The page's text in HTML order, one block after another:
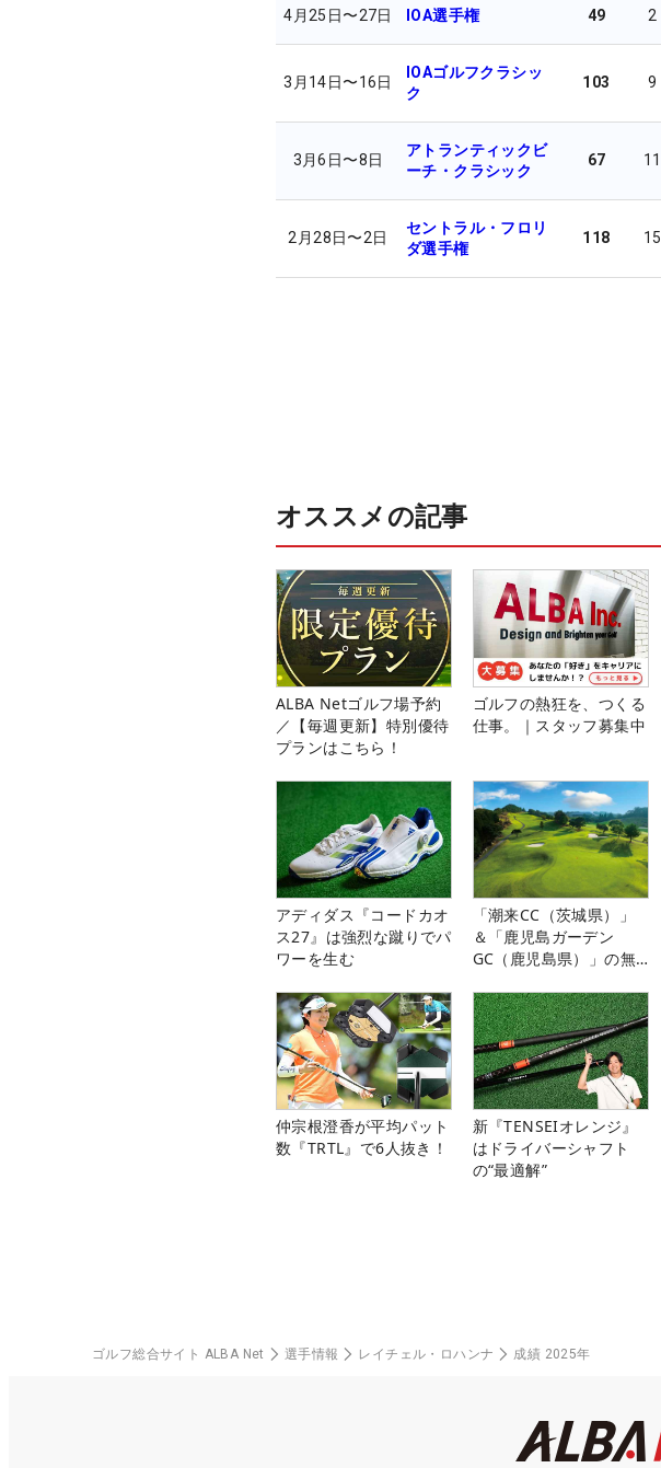
4月25日〜27日 IOA選手権 49 2
3月14日〜16日
IOAゴルフクラシッ
ク
103 9
3月6日〜8日
アトランティックビ
ーチ・クラシック
67 11
2月28日〜2日
セントラル・フロリ
ダ選手権
118 15
オススメの記事
ALBA Netゴルフ場予約
／【毎週更新】特別優待
プランはこちら！
ゴルフの熱狂を、つくる
仕事。｜スタッフ募集中
アディダス『コードカオ
ス27』は強烈な蹴りでパ
ワーを生む
「潮来CC（茨城県）」
＆「鹿児島ガーデン
GC（鹿児島県）」の無
仲宗根澄香が平均パット
数『TRTL』で6人抜き！
新『TENSEIオレンジ』
はドライバーシャフト
の“最適解”
ゴルフ総合サイト ALBA Net 選手情報 レイチェル・ロハンナ 成績 2025年